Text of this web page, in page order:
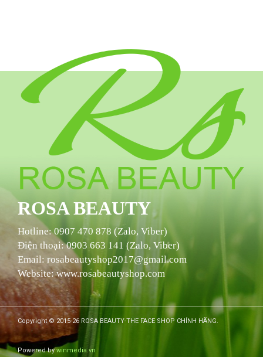
ROSA BEAUTY
Hotline:0907 470 878 (Zalo, Viber)
Điện thoại: 0903 663 141 (Zalo, Viber)
Email: rosabeautyshop2017@gmail.com
Website: www.rosabeautyshop.com
Copyright © 2015-26 ROSA BEAUTY-THE FACE SHOP CHÍNH HÃNG.
Powered bywinmedia.vn